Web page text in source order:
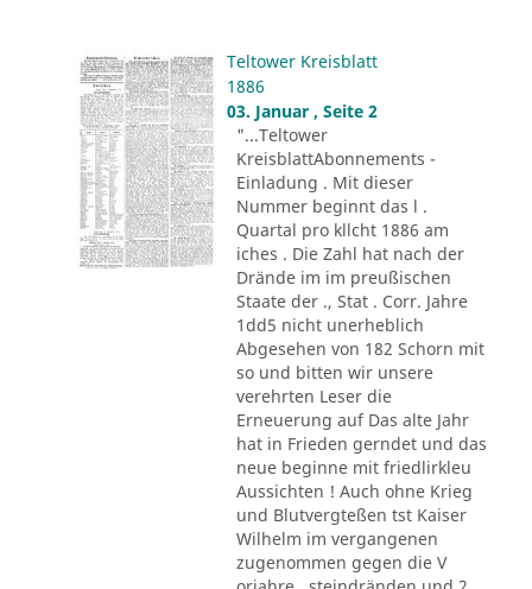
Teltower Kreisblatt
1886
03. Januar , Seite 2
"...Teltower
KreisblattAbonnements -
Einladung . Mit dieser
Nummer beginnt das l .
Quartal pro kllcht 1886 am
iches . Die Zahl hat nach der
Drände im im preußischen
Staate der ., Stat . Corr. Jahre
1dd5 nicht unerheblich
Abgesehen von 182 Schorn mit
so und bitten wir unsere
verehrten Leser die
Erneuerung auf Das alte Jahr
hat in Frieden gerndet und das
neue beginne mit friedlirkleu
Aussichten ! Auch ohne Krieg
und Blutvergteßen tst Kaiser
Wilhelm im vergangenen
zugenommen gegen die V